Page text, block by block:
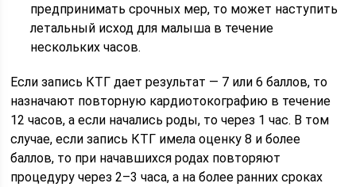
предпринимать срочных мер, то может наступить
летальный исход для малыша в течение
нескольких часов.
Если запись КТГ дает результат — 7 или 6 баллов, то
назначают повторную кардиотокографию в течение
12 часов, а если начались роды, то через 1 час. В том
случае, если запись КТГ имела оценку 8 и более
баллов, то при начавшихся родах повторяют
процедуру через 2–3 часа, а на более ранних сроках